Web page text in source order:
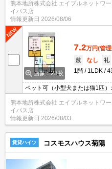
立地☆ 宅配ボックス付き☆ カ
ン☆ALSOKセルフセキュリティ
熊本地所株式会社 エイブルネットワ
イパス店
情報更新日 2026/08/06
画像：23枚
7.2万円(管
敷
なし 礼
1階
1LDK
ペット可（小型犬または猫1匹
立地☆ 宅配ボックス付き☆ カ
ン☆ALSOKセルフセキュリティ
熊本地所株式会社 エイブルネットワ
イパス店
情報更新日 2026/08/03
賃貸ハイツ コスモスハウス菊陽